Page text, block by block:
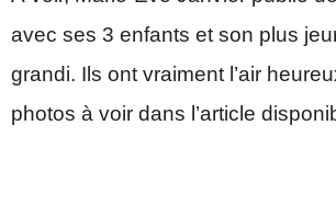
avec ses 3 enfants et son plus
grandi. Ils ont vraiment l’air
photos à voir dans l’article